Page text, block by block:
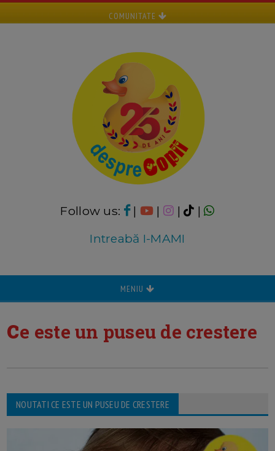
COMUNITATE
Follow us: | | |
|
Intreabă I-MAMI
MENIU
ce este un puseu de crestere
NOUTATI CE ESTE UN PUSEU DE CRESTERE